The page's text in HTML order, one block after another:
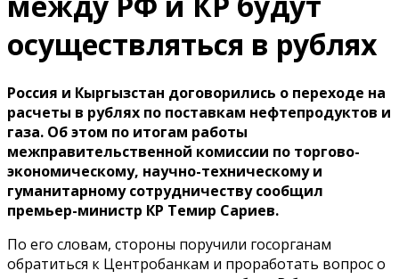
осуществляться в рублях
Россия и Кыргызстан договорились о переходе на
расчеты в рублях по поставкам нефтепродуктов и
газа. Об этом по итогам работы
межправительственной комиссии по торгово-
экономическому, научно-техническому и
гуманитарному сотрудничеству сообщил
премьер-министр КР Темир Сариев.
По его словам, стороны поручили госорганам
обратиться к Центробанкам и проработать вопрос о